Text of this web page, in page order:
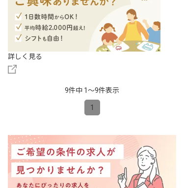
詳しく見る
9件中 1〜9件表示
1